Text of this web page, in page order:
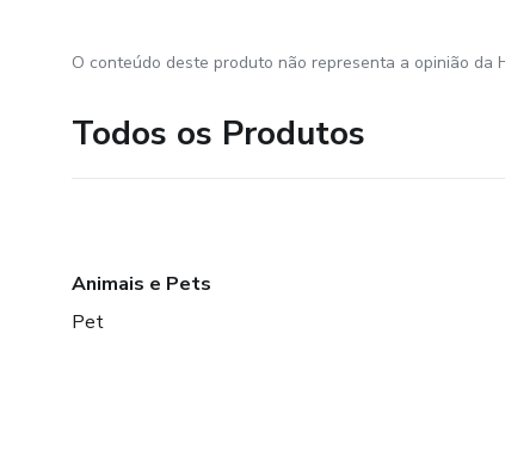
O conteúdo deste produto não representa a opinião da
Todos os Produtos
Animais e Pets
Pet